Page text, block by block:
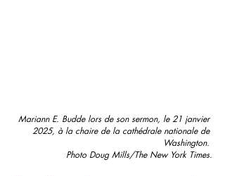
Mariann E. Budde lors de son sermon, le 21 janvier
2025, à la chaire de la cathédrale nationale de
Washington.
Photo Doug Mills/The New York Times.